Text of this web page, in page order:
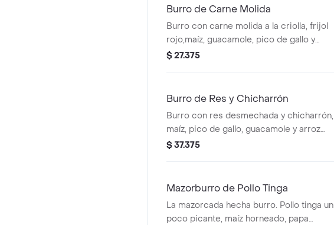
Burro de Carne Molida
Burro con carne molida a la criolla, frijol
rojo,maíz, guacamole, pico de gallo y
arroz blanco en tortilla de harina de trigo
$ 27.375
Burro de Res y Chicharrón
Burro con res desmechada y chicharrón,
maíz, pico de gallo, guacamole y arroz
blanco en tortilla de harina de trigo *
$ 37.375
Mazorburro de Pollo Tinga
La mazorcada hecha burro. Pollo tinga un
poco picante, maíz horneado, papa